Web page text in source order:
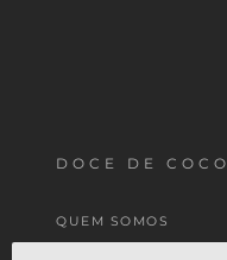
DOCE DE COCO
QUEM SOMOS